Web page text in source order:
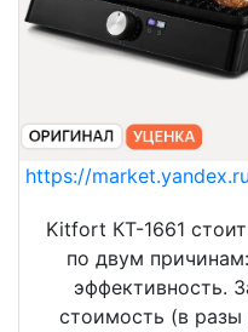
https://
Kitfort КТ-1661
по двум
эффективность.
стоимость (в